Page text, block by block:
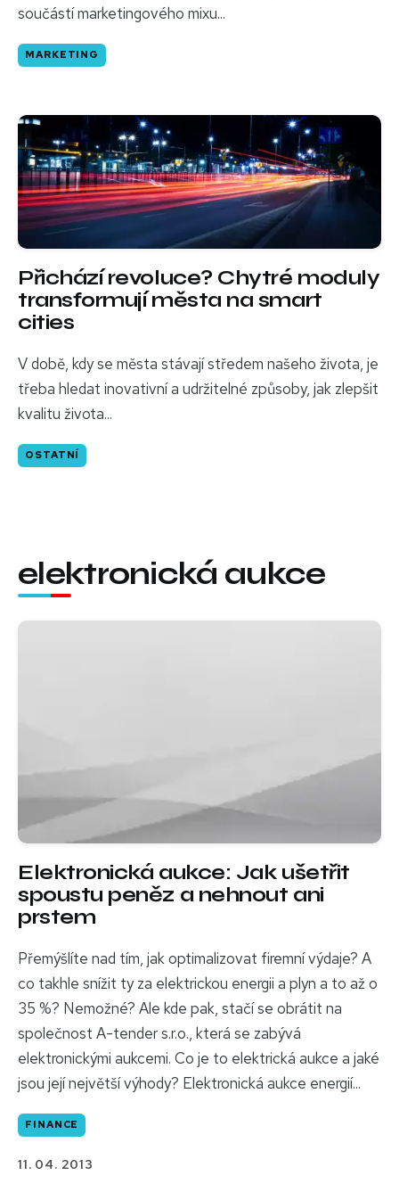
součástí marketingového mixu...
MARKETING
Přichází revoluce? Chytré moduly
transformují města na smart
cities
V době, kdy se města stávají středem našeho života, je
třeba hledat inovativní a udržitelné způsoby, jak zlepšit
kvalitu života...
OSTATNÍ
elektronická aukce
Elektronická aukce: Jak ušetřit
spoustu peněz a nehnout ani
prstem
Přemýšlíte nad tím, jak optimalizovat firemní výdaje? A
co takhle snížit ty za elektrickou energii a plyn a to až o
35 %? Nemožné? Ale kde pak, stačí se obrátit na
společnost A-tender s.r.o., která se zabývá
elektronickými aukcemi. Co je to elektrická aukce a jaké
jsou její největší výhody? Elektronická aukce energií...
FINANCE
11. 04. 2013